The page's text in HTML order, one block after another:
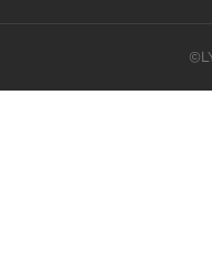
このコンテンツは掲載が